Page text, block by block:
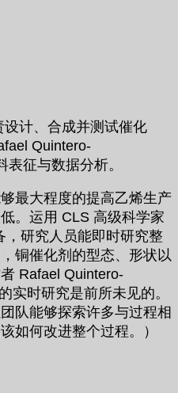
计、合成并测试催化
Quintero-
征与数据分析。
最大程度的提高乙烯生产
。运用 CLS 高级科学家
，研究人员能即时研究整
铜催化剂的型态、形状以
Rafael Quintero-
实时研究是前所未见的。
队能够探索许多与过程相
如何改进整个过程。）